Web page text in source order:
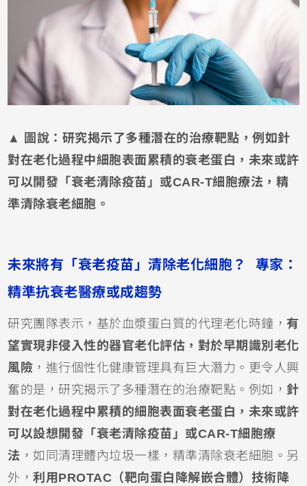
▲ 圖說：研究揭示了多種潛在的治療靶點，例如針
對在老化過程中細胞表面累積的衰老蛋白，未來或許
可以開發「衰老清除疫苗」或CAR-T細胞療法，精
準清除衰老細胞。
未來將有「衰老疫苗」清除老化細胞？ 專家：
精準抗衰老醫療或成趨勢
研究團隊表示，基於血漿蛋白質的代理老化時鐘， 有
望實現非侵入性的器官老化評估，對於早期識別老化
風險 ，進行個性化健康管理具有巨大潛力。更令人興
奮的是，研究揭示了多種潛在的治療靶點。例如， 針
對在老化過程中累積的細胞表面衰老蛋白，未來或許
可以設想開發「衰老清除疫苗」或CAR-T細胞療
法 ，如同清理體內垃圾一樣，精準清除衰老細胞。另
外，利用PROTAC（靶向蛋白降解嵌合體）技術降